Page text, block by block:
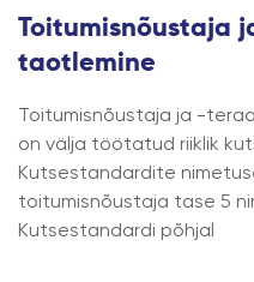
Toitumisnõustaja
taotlemine
Toitumisnõustaja ja -
on välja töötatud riiklik
Kutsestandardite
toitumisnõustaja tase 5
Kutsestandardi põhjal